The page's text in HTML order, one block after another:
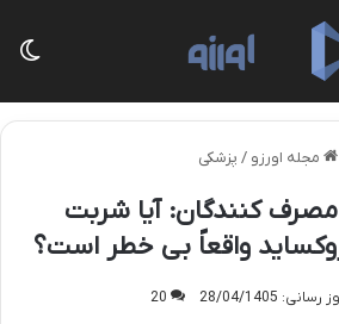
مجله اورزو / پزشکی
کنندگان: آیا شربت
واقعاً بی خطر است؟
28/04/1405
20